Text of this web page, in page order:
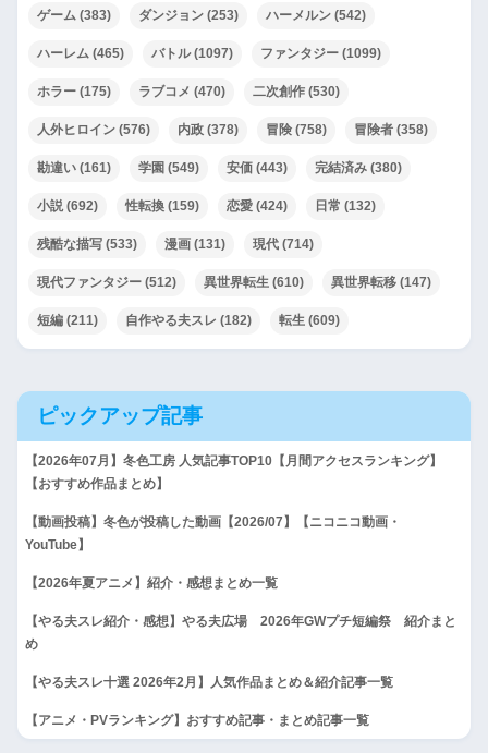
ゲーム (383) ダンジョン (253) ハーメルン (542)
ハーレム (465) バトル(1097) ファンタジー (1099)
ホラー (175) ラブコメ (470) 二次創作 (530)
人外ヒロイン (576) 内政 (378) 冒険 (758) 冒険者 (358)
勘違い (161) 学園 (549) 安価 (443) 完結済み (380)
小説 (692) 性転換 (159) 恋愛 (424) 日常 (132)
残酷な描写 (533) 漫画 (131) 現代 (714)
現代ファンタジー (512) 異世界転生 (610) 異世界転移 (147)
短編 (211) 自作やる夫スレ (182) 転生 (609)
ピックアップ記事
【2026年07月】冬色工房 人気記事TOP10【月間アクセスランキング】
【おすすめ作品まとめ】
【動画投稿】冬色が投稿した動画【2026/07】【ニコニコ動画・
YouTube】
【2026年夏アニメ】紹介・感想まとめ一覧
【やる夫スレ紹介・感想】やる夫広場 2026年GWプチ短編祭 紹介まと
め
【やる夫スレ十選 2026年2月】人気作品まとめ＆紹介記事一覧
【アニメ・PVランキング】おすすめ記事・まとめ記事一覧